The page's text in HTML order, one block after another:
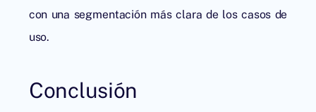
con una segmentación más clara de los casos de
uso.
Conclusión